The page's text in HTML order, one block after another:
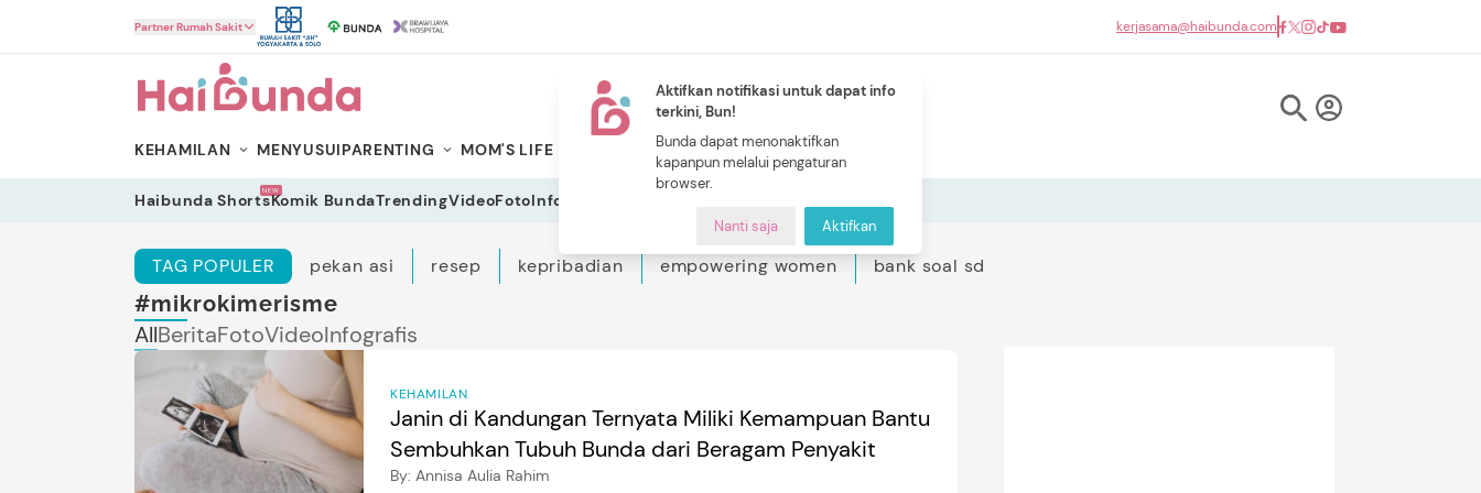
Aktifkan notifikasi untuk dapat info
terkini, Bun!
Bunda dapat menonaktifkan
kapanpun melalui pengaturan
browser.
Nanti saja Aktifkan
Partner Rumah Sakit kerjasama@haibunda.com
KEHAMILAN MENYUSUIPARENTING MOM'S LIFE PILIHAN BUNDA
NEW
CERITA BUNDA
Haibunda ShortsNEWKomik BundaTrendingVideoFotoInfografis
TAG POPULER pekan asi resep kepribadian empowering women bank soal sd
#mikrokimerisme
AllBeritaFotoVideoInfografis
KEHAMILAN
Janin di Kandungan Ternyata Miliki Kemampuan Bantu
Sembuhkan Tubuh Bunda dari Beragam Penyakit
By: Annisa Aulia Rahim